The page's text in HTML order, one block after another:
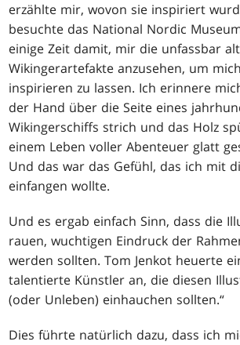
erzählte mir, wovon sie inspiriert
besuchte das National Nordic
einige Zeit damit, mir die unfassbar
Wikingerartefakte anzusehen, um
inspirieren zu lassen. Ich erinnere
der Hand über die Seite eines
Wikingerschiffs strich und das Holz
einem Leben voller Abenteuer glatt
Und das war das Gefühl, das ich mit
einfangen wollte.
Und es ergab einfach Sinn, dass die
rauen, wuchtigen Eindruck der
werden sollten. Tom Jenkot heuerte
talentierte Künstler an, die diesen
(oder Unleben) einhauchen sollten.“
Dies führte natürlich dazu, dass ich